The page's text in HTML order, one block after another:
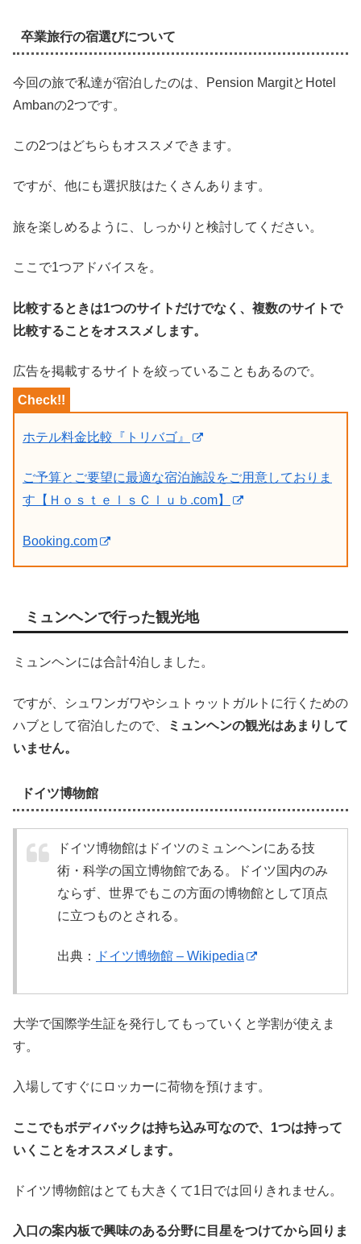
卒業旅行の宿選びについて
今回の旅で私達が宿泊したのは、Pension MargitとHotel
Ambanの2つです。
この2つはどちらもオススメできます。
ですが、他にも選択肢はたくさんあります。
旅を楽しめるように、しっかりと検討してください。
ここで1つアドバイスを。
比較するときは1つのサイトだけでなく、複数のサイトで
比較することをオススメします。
広告を掲載するサイトを絞っていることもあるので。
ホテル料金比較『トリバゴ』
ご予算とご要望に最適な宿泊施設をご用意しておりま
す【ＨｏｓｔｅｌｓＣｌｕｂ.com】
Booking.com
ミュンヘンで行った観光地
ミュンヘンには合計4泊しました。
ですが、シュワンガワやシュトゥットガルトに行くための
ハブとして宿泊したので、
ミュンヘンの観光はあまりして
いません。
ドイツ博物館
ドイツ博物館はドイツのミュンヘンにある技
術・科学の国立博物館である。ドイツ国内のみ
ならず、世界でもこの方面の博物館として頂点
に立つものとされる。
出典： ドイツ博物館 – Wikipedia
大学で国際学生証を発行してもっていくと学割が使えま
す。
入場してすぐにロッカーに荷物を預けます。
ここでもボディバックは持ち込み可なので、1つは持って
いくことをオススメします。
ドイツ博物館はとても大きくて1日では回りきれません。
入口の案内板で興味のある分野に目星をつけてから回りま